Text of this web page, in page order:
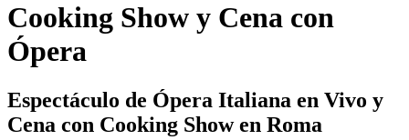
Cooking Show y Cena con
Ópera
Espectáculo de Ópera Italiana en Vivo y
Cena con Cooking Show en Roma